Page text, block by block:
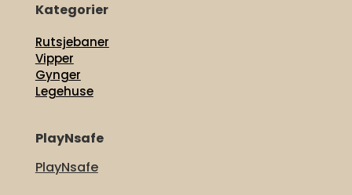
Kategorier
Rutsjebaner
Vipper
Gynger
Legehuse
PlayNsafe
PlayNsafe